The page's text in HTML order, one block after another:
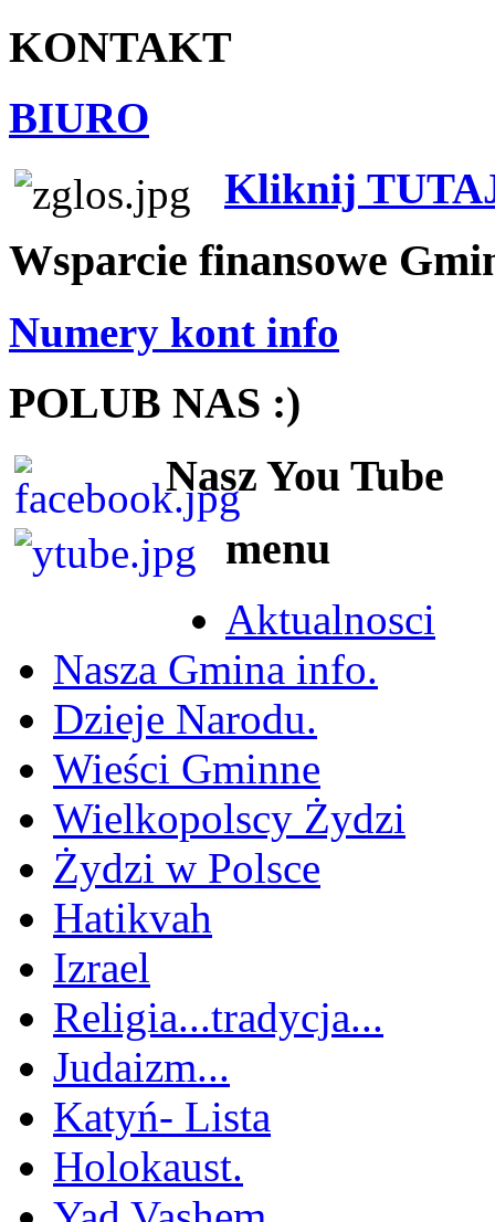
KONTAKT
BIURO
Kliknij
Wsparcie finansowe
Numery kont info
POLUB NAS :)
Nasz You Tube
menu
Aktualnosci
Nasza Gmina info.
Dzieje Narodu.
Wieści Gminne
Wielkopolscy Żydzi
Żydzi w Polsce
Hatikvah
Izrael
Religia...tradycja...
Judaizm...
Katyń- Lista
Holokaust.